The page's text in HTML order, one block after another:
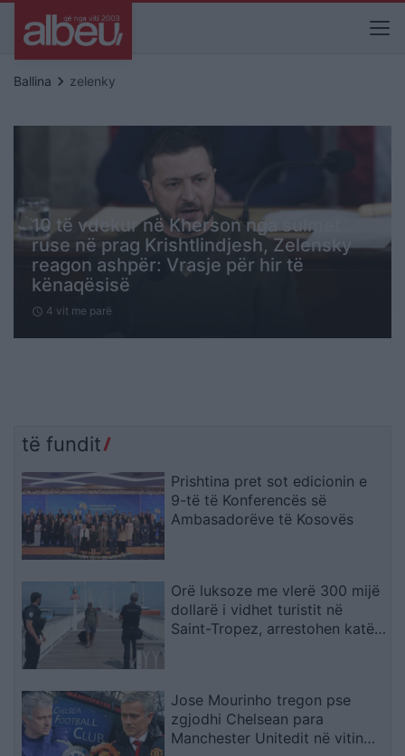
Ballina keyboard_arrow_right zelenky
10 të vdekur në Kherson nga sulmet
ruse në prag Krishtlindjesh, Zelensky
reagon ashpër: Vrasje për hir të
kënaqësisë
schedule 4 vit me parë
të fundit
Prishtina pret sot edicionin e
9-të të Konferencës së
Ambasadorëve të Kosovës
Orë luksoze me vlerë 300 mijë
dollarë i vidhet turistit në
Saint-Tropez, arrestohen katër
Jose Mourinho tregon pse
zgjodhi Chelsean para
Manchester Unitedit në vitin